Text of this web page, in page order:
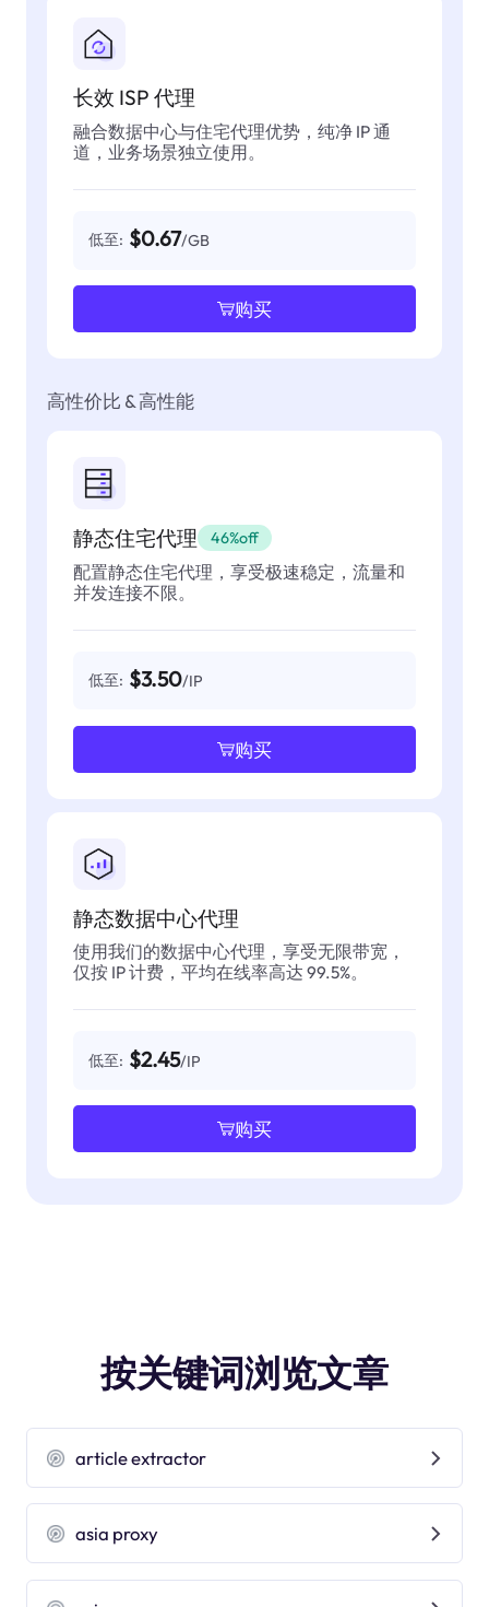
长效 ISP 代理
融合数据中心与住宅代理优势，纯净 IP 通
道，业务场景独立使用。
低至: $0.67/GB
购买
高性价比 & 高性能
静态住宅代理 46%off
配置静态住宅代理，享受极速稳定，流量和
并发连接不限。
低至: $3.50/IP
购买
静态数据中心代理
使用我们的数据中心代理，享受无限带宽，
仅按 IP 计费，平均在线率高达 99.5%。
低至: $2.45/IP
购买
按关键词浏览文章
article extractor
asia proxy